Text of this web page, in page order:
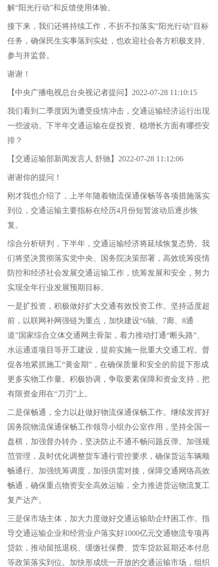
解“阳光行动”和反馈使用体验。
接下来，我们还将持续工作，不折不扣落实"阳光行动"目标
任务，确保民生实事落到实处，也欢迎社会各方积极支持、
参与并监督。
谢谢！
【中央广播电视总台央视记者提问】2022-07-28 11:10:15
我们看到二季度因为遭受疫情冲击，交通运输经济运行出现
一些波动。下半年交通运输在促投资、稳增长方面有哪些安
排？
【交通运输部新闻发言人 舒驰】2022-07-28 11:12:06
谢谢你的提问！
刚才我也介绍了，上半年随着物流保通保畅等各项措施落实
到位，交通运输主要指标在经历4月份短暂波动后逐步恢
复。
综合分析研判，下半年，交通运输经济将延续恢复态势。我
们将坚决贯彻落实党中央、国务院决策部署，高效统筹疫情
防控和经济社会发展交通运输工作，统筹发展和安全，努力
实现全年行业发展预期目标。
一是扩投资，积极做好扩大交通有效投资工作。坚持适度超
前，以联网补网强链为重点，加快建设“6轴、7廊、8通
道”国家综合立体交通网主骨架，着力推动打通“断头路”、
水运通道项目等开工建设，提前实施一批重大交通工程。督
促各地紧抓施工“黄金期”，在确保质量和安全的前提下形成
更多实物工作量。积极协调，争取要素保障和资金支持，把
有限资金用在“刀刃”上。
二是保畅通，全力以赴做好物流保通保畅工作。继续发挥好
国务院物流保通保畅工作领导小组办公室作用，坚持全国一
盘棋，加强督办转办，坚决防止不通不畅问题反弹。加强规
范管理，及时优化调整货车通行管控要求，确保货运车辆顺
畅通行。加强统筹调度，加强供需对接，保障交通网络高效
畅通，确保重点物资安全高效运输，全力推进货运物流复工
复产达产。
三是保市场主体，加大力度做好交通运输助企纾困工作。指
导交通运输企业和经营业户落实好1000亿元交通物流专项再
贷款，推动留抵退税、缓缴社保费、货车贷款延期还本付息
等政策落实到位。加快形成统一开放的交通运输市场，组织